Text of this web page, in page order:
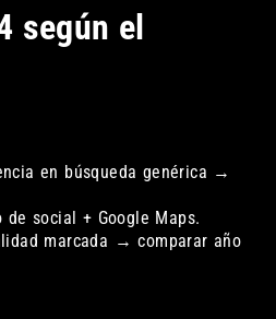
según el
en búsqueda genérica →
social + Google Maps.
marcada → comparar año